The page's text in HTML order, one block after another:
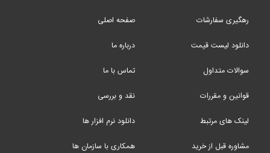
رهگیری سفارشات
دانلود لیست قیمت
سوالات متداول
قوانین و مقررات
لینک های مرتبط
مشاوره قبل از خرید
صفحه اصلی
درباره ما
تماس با ما
نقد و بررسی
دانلود نرم افزار ها
همکاری با سازمان ها